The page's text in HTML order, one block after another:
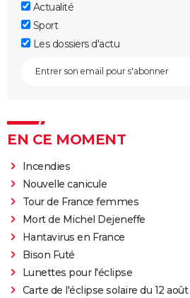
Actualité
Sport
Les dossiers d'actu
EN CE MOMENT
Incendies
Nouvelle canicule
Tour de France femmes
Mort de Michel Dejeneffe
Hantavirus en France
Bison Futé
Lunettes pour l'éclipse
Carte de l'éclipse solaire du 12 août